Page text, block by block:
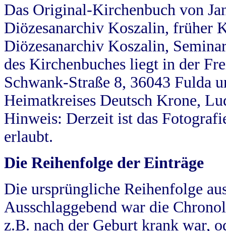
Das Original-Kirchenbuch von
Diözesanarchiv Koszalin, früher
Diözesanarchiv Koszalin,
des Kirchenbuches liegt in der
Schwank-Straße 8, 36043 Fulda
Heimatkreises Deutsch Krone,
Hinweis: Derzeit ist das
erlaubt.
Die Reihenfolge der Einträge
Die ursprüngliche Reihenfolge
Ausschlaggebend war die
z.B. nach der Geburt krank war,